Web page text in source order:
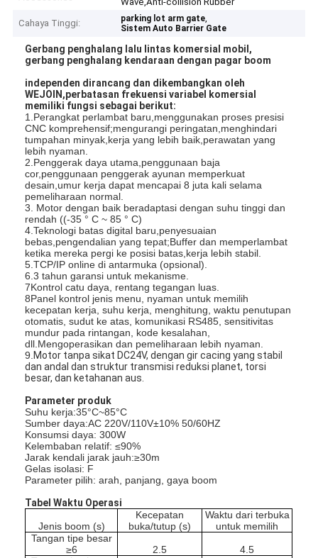
Cahaya Tinggi:
parking lot arm gate,
Sistem Auto Barrier Gate
Gerbang penghalang lalu lintas komersial mobil,
gerbang penghalang kendaraan dengan pagar boom
independen dirancang dan dikembangkan oleh
WEJOIN,perbatasan frekuensi variabel komersial
memiliki fungsi sebagai berikut:
1.Perangkat perlambat baru,menggunakan proses presisi
CNC komprehensif;mengurangi peringatan,menghindari
tumpahan minyak,kerja yang lebih baik,perawatan yang
lebih nyaman.
2.Penggerak daya utama,penggunaan baja
cor,penggunaan penggerak ayunan memperkuat
desain,umur kerja dapat mencapai 8 juta kali selama
pemeliharaan normal.
3. Motor dengan baik beradaptasi dengan suhu tinggi dan
rendah ((-35 ° C ~ 85 ° C)
4.Teknologi batas digital baru,penyesuaian
bebas,pengendalian yang tepat;Buffer dan memperlambat
ketika mereka pergi ke posisi batas,kerja lebih stabil.
5.TCP/IP online di antarmuka (opsional).
6.3 tahun garansi untuk mekanisme.
7Kontrol catu daya, rentang tegangan luas.
8Panel kontrol jenis menu, nyaman untuk memilih
kecepatan kerja, suhu kerja, menghitung, waktu penutupan
otomatis, sudut ke atas, komunikasi RS485, sensitivitas
mundur pada rintangan, kode kesalahan,
dll.Mengoperasikan dan pemeliharaan lebih nyaman.
9. Motor tanpa sikat DC24V, dengan gir cacing yang stabil
dan andal dan struktur transmisi reduksi planet, torsi
besar, dan ketahanan aus.
Parameter produk
Suhu kerja:35°C~85°C
Sumber daya:AC 220V/110V±10% 50/60HZ
Konsumsi daya: 300W
Kelembaban relatif: ≤90%
Jarak kendali jarak jauh:≥30m
Gelas isolasi: F
Parameter pilih: arah, panjang, gaya boom
Tabel Waktu Operasi
Jenis boom (s)
Kecepatan
buka/tutup (s)
Waktu dari terbuka
untuk memilih
Tangan tipe besar
≥6
2.5
4.5